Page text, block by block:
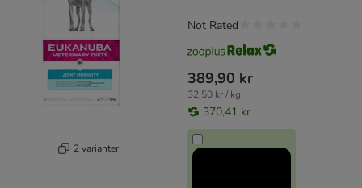
2 varianter
389,90 kr
32,50 kr / kg
370,41 kr
Not Rated